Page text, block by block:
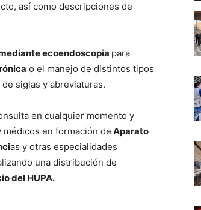
así como descripciones de
ecoendoscopia para
o el manejo de distintos tipos
siglas y abreviaturas.
en cualquier momento y
en formación de Aparato
as y otras especialidades
una distribución de
del HUPA.